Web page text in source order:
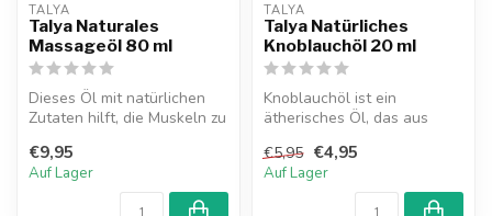
TALYA
Talya Naturales
Massageöl 80 ml
Dieses Öl mit natürlichen
Zutaten hilft, die Muskeln zu
€9,95
Auf Lager
TALYA
Talya Natürliches
Knoblauchöl 20 ml
Knoblauchöl ist ein
ätherisches Öl, das aus
Knoblauchöl...
€5,95 €4,95
Auf Lager